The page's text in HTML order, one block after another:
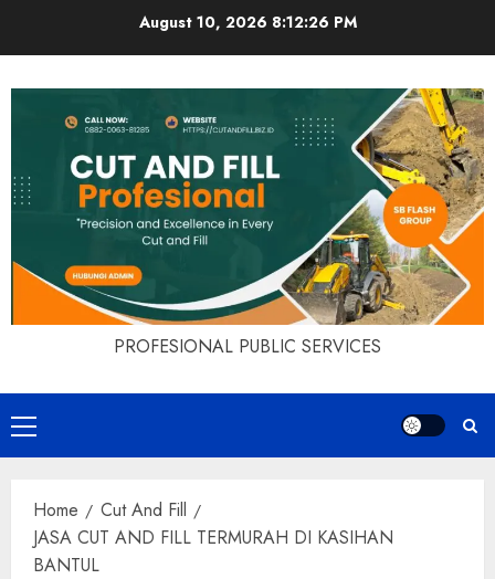
August 10, 2026 8:12:27 PM
PROFESIONAL PUBLIC SERVICES
Primary
Menu
Home
Cut And Fill
JASA CUT AND FILL TERMURAH DI KASIHAN
BANTUL